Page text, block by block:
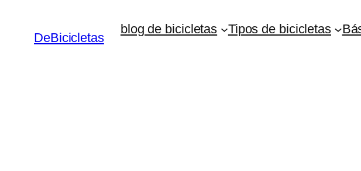
content
DeBicicletas
blog de bicicletas Tipos de bicicletas